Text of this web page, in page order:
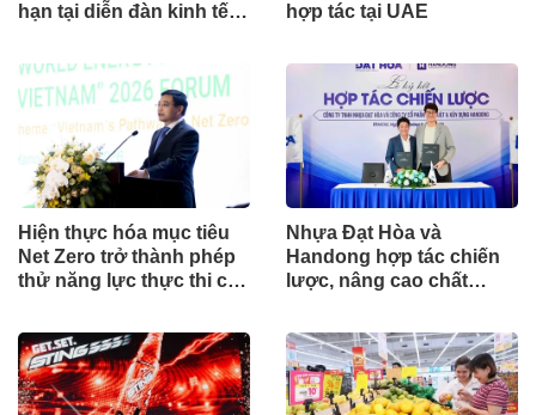
hạn tại diễn đàn kinh tế
hợp tác tại UAE
Hiện thực hóa mục tiêu
Net Zero trở thành phép
thử năng lực thực thi của
nguyên mới
Nhựa Đạt Hòa và
Handong hợp tác chiến
lược, nâng cao chất
công trình xây dựng